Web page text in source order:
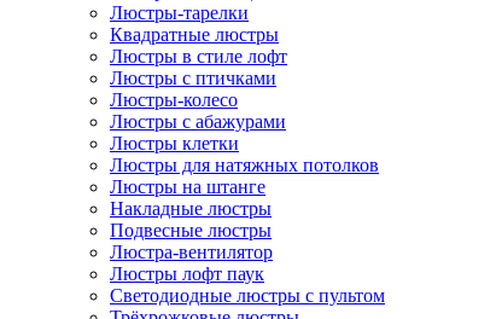
Люстры-тарелки
Квадратные люстры
Люстры в стиле лофт
Люстры с птичками
Люстры-колесо
Люстры с абажурами
Люстры клетки
Люстры для натяжных потолков
Люстры на штанге
Накладные люстры
Подвесные люстры
Люстра-вентилятор
Люстры лофт паук
Светодиодные люстры с пультом